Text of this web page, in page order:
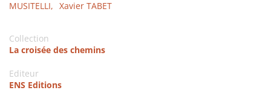
MUSITELLI, Xavier TABET
Collection
La croisée des chemins
Editeur
ENS Editions